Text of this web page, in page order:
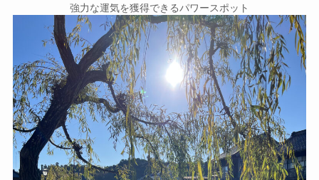
強力な運気を獲得できるパワースポット